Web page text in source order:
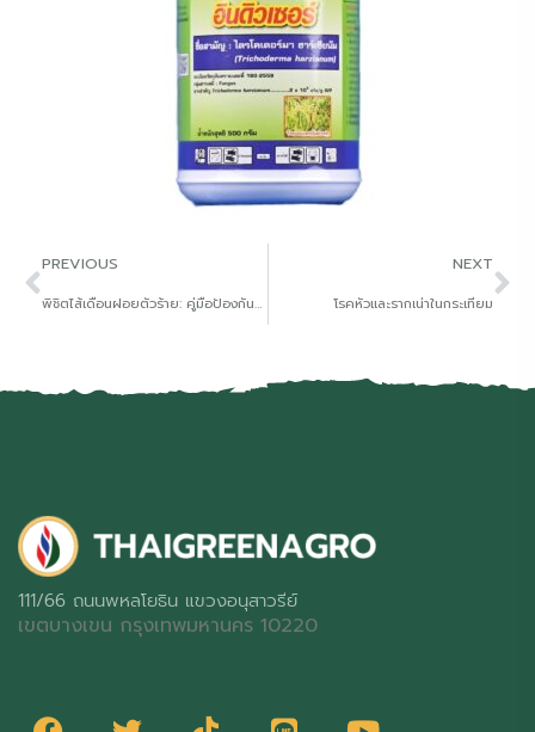
PREVIOUS
พิชิตไส้เดือนฝอยตัวร้าย: คู่มือป้องกันและกำจัดสำหรับเกษตรกรยุคใหม่
NEXT
โรคหัวและรากเน่าในกระเทียม
111/66 ถนนพหลโยธิน แขวงอนุสาวรีย์
เขตบางเขน กรุงเทพมหานคร 10220